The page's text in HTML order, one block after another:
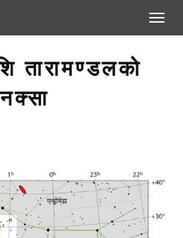
Toggle
तारामण्डलको
नक्सा